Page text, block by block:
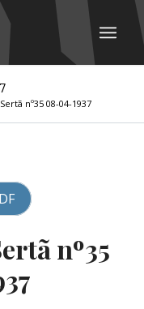
nº35 08-04-1937
nº35